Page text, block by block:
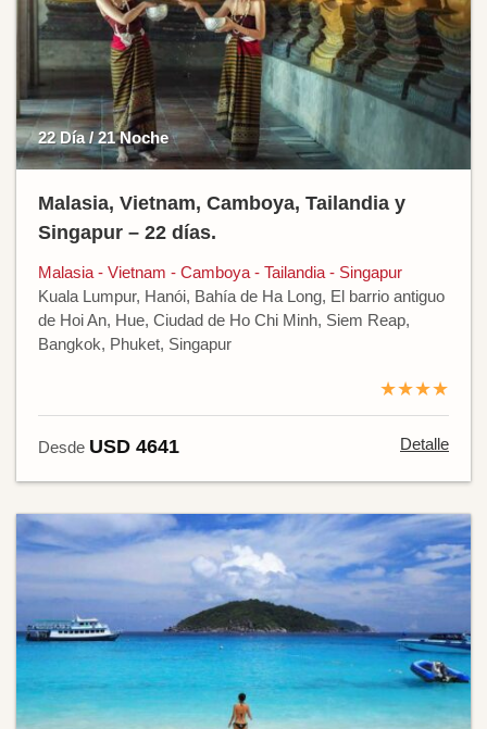
22 Día / 21 Noche
Malasia, Vietnam, Camboya, Tailandia y
Singapur – 22 días.
Malasia - Vietnam - Camboya - Tailandia - Singapur
Kuala Lumpur, Hanói, Bahía de Ha Long, El barrio antiguo
de Hoi An, Hue, Ciudad de Ho Chi Minh, Siem Reap,
Bangkok, Phuket, Singapur
★★★★
Desde USD 4641 Detalle